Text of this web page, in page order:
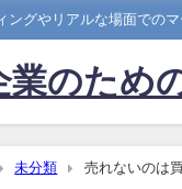
ングやリアルな場面での
業のため
未分類 売れないのは